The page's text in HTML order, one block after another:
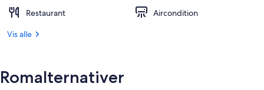
Restaurant
Aircondition
Vis alle
Romalternativer